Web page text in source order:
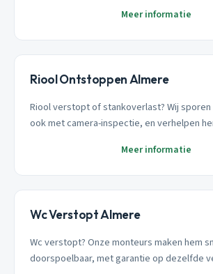
Meer informatie
Riool Ontstoppen Almere
Riool verstopt of stankoverlast? Wij
ook met camera-inspectie, en verhelpen
Meer informatie
Wc Verstopt Almere
Wc verstopt? Onze monteurs maken hem
doorspoelbaar, met garantie op dezelfde